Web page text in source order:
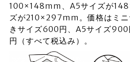
100×148mm、A5サイズが
ズが210×297mm。価格はミ
きサイズ600円、A5サイズ
円（すべて税込み）。